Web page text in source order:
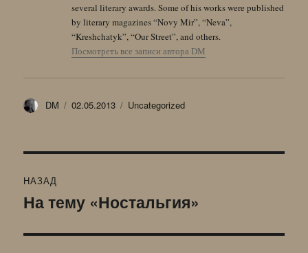
several literary awards. Some of his works were published
by literary magazines “Novy Mir”, “Neva”,
“Kreshchatyk”, “Our Street”, and others.
Посмотреть все записи автора DM
Автор
DM Опубликовано
02.05.2013 Рубрики
Uncategorized
по
НАЗАД
Предыдущая
На тему «Ностальгия»